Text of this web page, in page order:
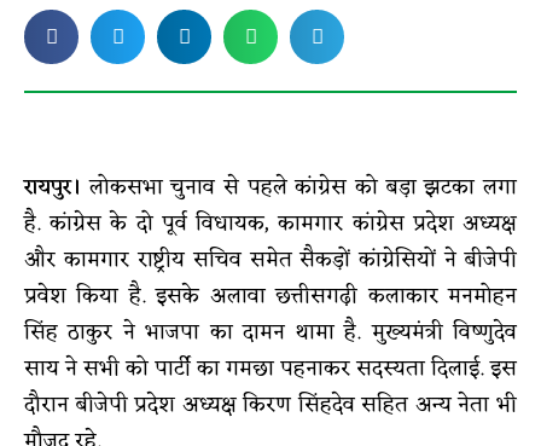
रायपुर। लोकसभा चुनाव से पहले कांग्रेस को बड़ा झटका लगा
है. कांग्रेस के दो पूर्व विधायक, कामगार कांग्रेस प्रदेश अध्यक्ष
और कामगार राष्ट्रीय सचिव समेत सैकड़ों कांग्रेसियों ने बीजेपी
प्रवेश किया है. इसके अलावा छत्तीसगढ़ी कलाकार मनमोहन
सिंह ठाकुर ने भाजपा का दामन थामा है. मुख्यमंत्री विष्णुदेव
साय ने सभी को पार्टी का गमछा पहनाकर सदस्यता दिलाई. इस
दौरान बीजेपी प्रदेश अध्यक्ष किरण सिंहदेव सहित अन्य नेता भी